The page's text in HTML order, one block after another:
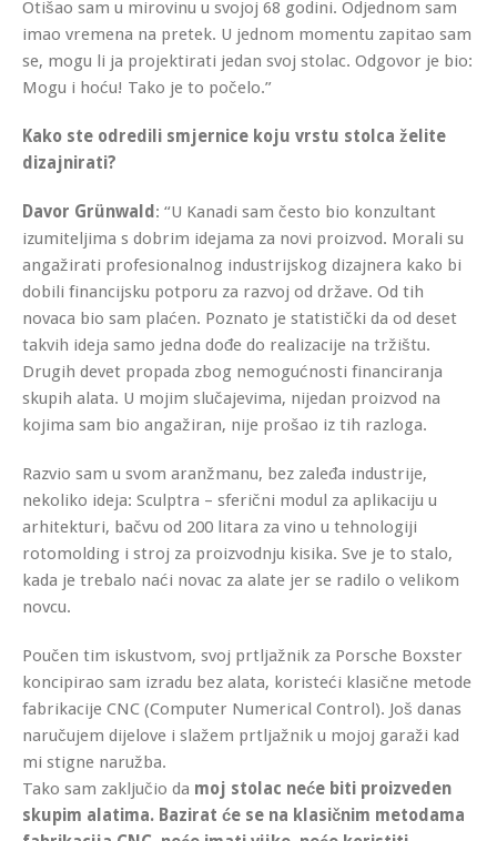
Otišao sam u mirovinu u svojoj 68 godini. Odjednom sam
imao vremena na pretek. U jednom momentu zapitao sam
se, mogu li ja projektirati jedan svoj stolac. Odgovor je bio:
Mogu i hoću! Tako je to počelo.”
Kako ste odredili smjernice koju vrstu stolca želite
dizajnirati?
Davor Grünwald : “U Kanadi sam često bio konzultant
izumiteljima s dobrim idejama za novi proizvod. Morali su
angažirati profesionalnog industrijskog dizajnera kako bi
dobili financijsku potporu za razvoj od države. Od tih
novaca bio sam plaćen. Poznato je statistički da od deset
takvih ideja samo jedna dođe do realizacije na tržištu.
Drugih devet propada zbog nemogućnosti financiranja
skupih alata. U mojim slučajevima, nijedan proizvod na
kojima sam bio angažiran, nije prošao iz tih razloga.
Razvio sam u svom aranžmanu, bez zaleđa industrije,
nekoliko ideja: Sculptra – sferični modul za aplikaciju u
arhitekturi, bačvu od 200 litara za vino u tehnologiji
rotomolding i stroj za proizvodnju kisika. Sve je to stalo,
kada je trebalo naći novac za alate jer se radilo o velikom
novcu.
Poučen tim iskustvom, svoj prtljažnik za Porsche Boxster
koncipirao sam izradu bez alata, koristeći klasične metode
fabrikacije CNC (Computer Numerical Control). Još danas
naručujem dijelove i slažem prtljažnik u mojoj garaži kad
mi stigne naružba.
Tako sam zaključio da moj stolac neće biti proizveden
skupim alatima. Bazirat će se na klasičnim metodama